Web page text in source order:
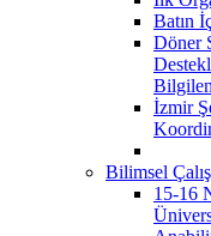
Batın
Döner
İzmir
Bilimsel
15-16